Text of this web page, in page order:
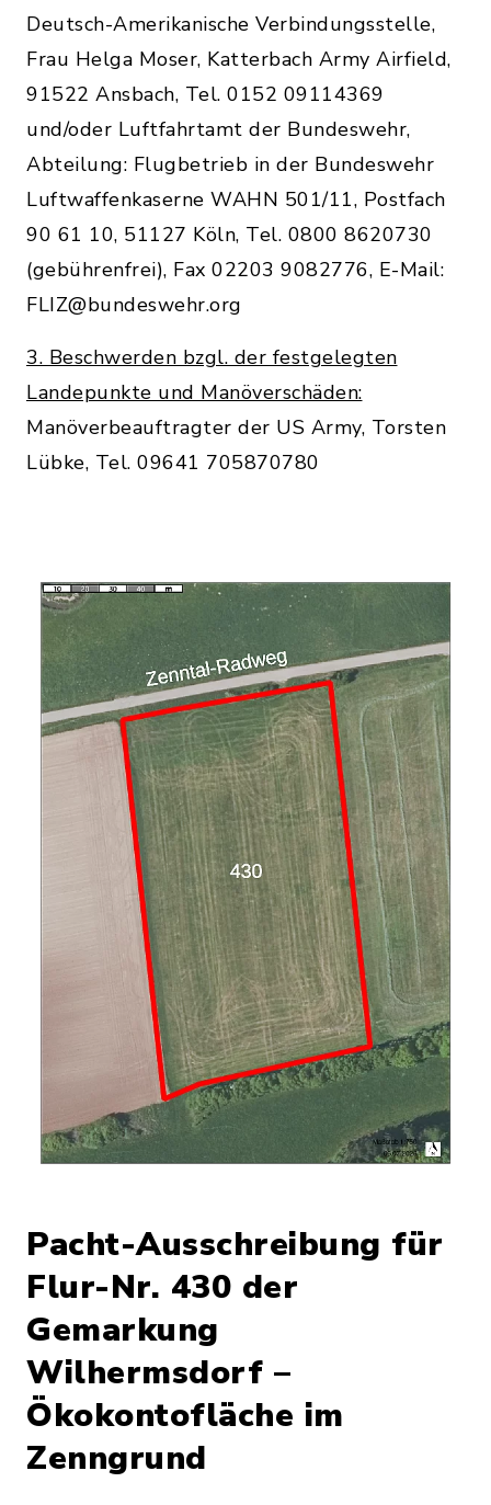
Deutsch-Amerikanische Verbindungsstelle,
Frau Helga Moser, Katterbach Army Airfield,
91522 Ansbach, Tel. 0152 09114369
und/oder Luftfahrtamt der Bundeswehr,
Abteilung: Flugbetrieb in der Bundeswehr
Luftwaffenkaserne WAHN 501/11, Postfach
90 61 10, 51127 Köln, Tel. 0800 8620730
(gebührenfrei), Fax 02203 9082776, E-Mail:
FLIZ@bundeswehr.org
3. Beschwerden bzgl. der festgelegten
Landepunkte und Manöverschäden:
Manöverbeauftragter der US Army, Torsten
Lübke, Tel. 09641 705870780
Pacht-Ausschreibung für
Flur-Nr. 430 der
Gemarkung
Wilhermsdorf –
Ökokontofläche im
Zenngrund